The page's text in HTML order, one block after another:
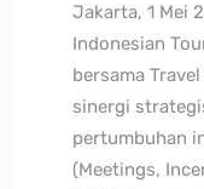
Jakarta, 1 Mei
Indonesian
bersama
sinergi
pertumbuhan
(Meetings,